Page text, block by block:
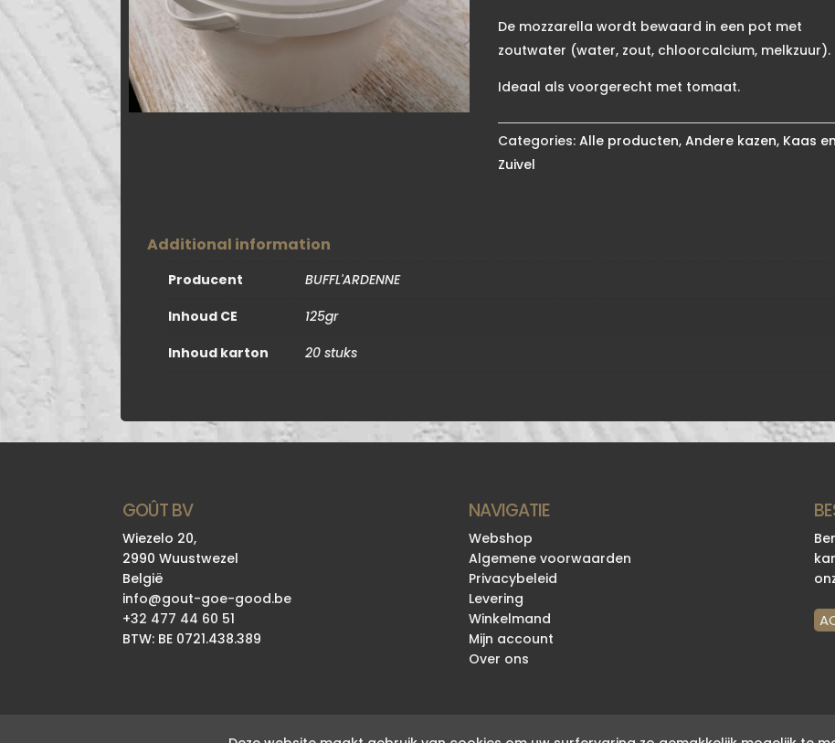
De mozzarella wordt bewaard in een pot met
zoutwater (water, zout, chloorcalcium, melkzuur).
Ideaal als voorgerecht met tomaat.
Categories:Alle producten,Andere kazen, Kaas en
Zuivel
Additional information
Producent
BUFFL'ARDENNE
Inhoud CE
125gr
Inhoud karton
20 stuks
GOÛT BV
Wiezelo 20,
2990 Wuustwezel
België
info@gout-goe-good.be
+32 477 44 60 51
BTW: BE 0721.438.389
NAVIGATIE
Webshop
Algemene voorwaarden
Privacybeleid
Levering
Winkelmand
Mijn account
Over ons